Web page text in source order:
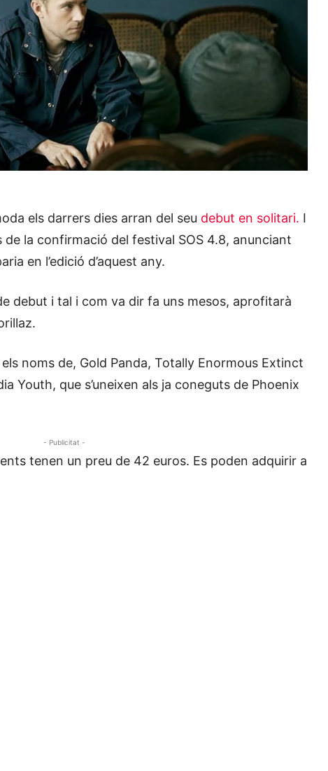
els darrers dies arran del seu debut en solitari. I
la confirmació del festival SOS 4.8, anunciant
en l’edició d’aquest any.
debut i tal i com va dir fa uns mesos, aprofitarà
noms de, Gold Panda, Totally Enormous Extinct
Youth, que s’uneixen als ja coneguts de Phoenix
- Publicitat -
tenen un preu de 42 euros. Es poden adquirir a